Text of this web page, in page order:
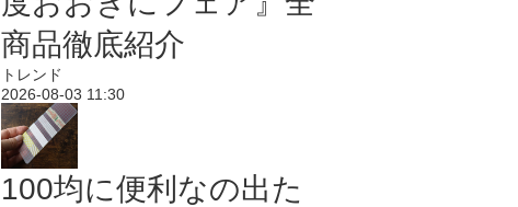
商品徹底紹介
トレンド
2026-08-03 11:30
100均に便利なの出た